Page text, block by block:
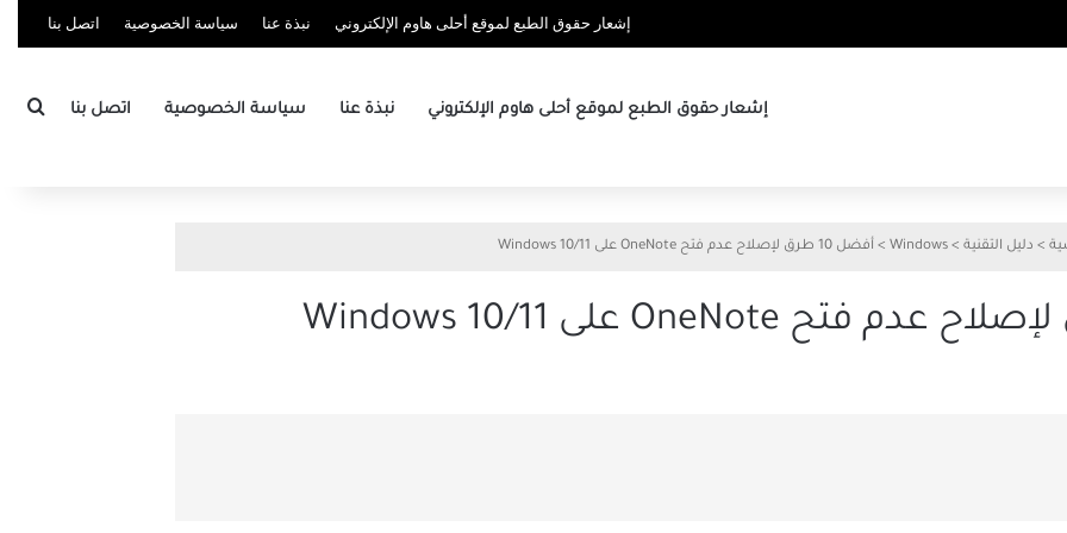
إشعار حقوق الطبع لموقع أحلى هاوم الإلكتروني نبذة عنا سياسة الخصوصية اتصل بنا
إشعار حقوق الطبع لموقع أحلى هاوم الإلكتروني نبذة عنا سياسة الخصوصية اتصل بنا
> دليل التقنية >
Windows
> أفضل 10 طرق لإصلاح عدم فتح OneNote على Windows 10/11